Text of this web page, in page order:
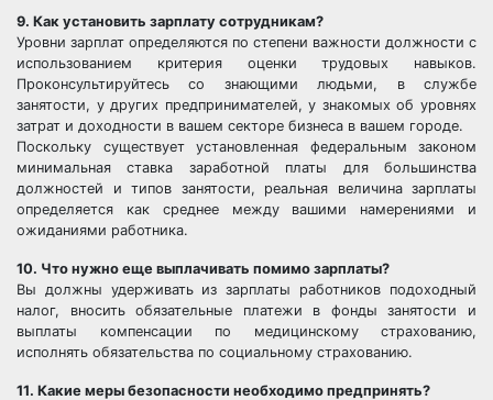
9. Как установить зарплату сотрудникам?
Уровни зарплат определяются по степени важности должности с
использованием критерия оценки трудовых навыков.
Проконсультируйтесь со знающими людьми, в службе
занятости, у других предпринимателей, у знакомых об уровнях
затрат и доходности в вашем секторе бизнеса в вашем городе.
Поскольку существует установленная федеральным законом
минимальная ставка заработной платы для большинства
должностей и типов занятости, реальная величина зарплаты
определяется как среднее между вашими намерениями и
ожиданиями работника.
10. Что нужно еще выплачивать помимо зарплаты?
Вы должны удерживать из зарплаты работников подоходный
налог, вносить обязательные платежи в фонды занятости и
выплаты компенсации по медицинскому страхованию,
исполнять обязательства по социальному страхованию.
11. Какие меры безопасности необходимо предпринять?